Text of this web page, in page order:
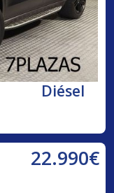
Diésel
22.990€